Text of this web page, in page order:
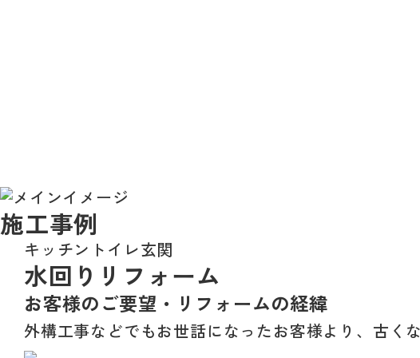
施工事例
キッチン トイレ玄関
水回りリフォーム
お客様のご要望・ リフォームの経緯
外構工事などでもお世話になったお客様より、古く